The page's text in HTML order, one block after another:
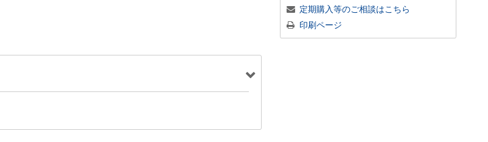
定期購入等のご相談はこちら
印刷ページ